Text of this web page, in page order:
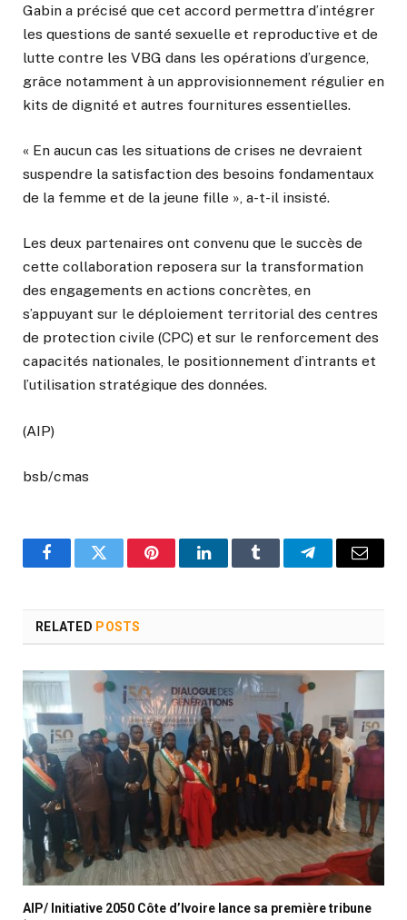
Gabin a précisé que cet accord permettra d’intégrer
les questions de santé sexuelle et reproductive et de
lutte contre les VBG dans les opérations d’urgence,
grâce notamment à un approvisionnement régulier en
kits de dignité et autres fournitures essentielles.
« En aucun cas les situations de crises ne devraient
suspendre la satisfaction des besoins fondamentaux
de la femme et de la jeune fille », a-t-il insisté.
Les deux partenaires ont convenu que le succès de
cette collaboration reposera sur la transformation
des engagements en actions concrètes, en
s’appuyant sur le déploiement territorial des centres
de protection civile (CPC) et sur le renforcement des
capacités nationales, le positionnement d’intrants et
l’utilisation stratégique des données.
(AIP)
bsb/cmas
FacebookTwitter PinterestLinkedInTumblr TelegramEmail
RELATED POSTS
AIP/ Initiative 2050 Côte d’Ivoire lance sa première tribune